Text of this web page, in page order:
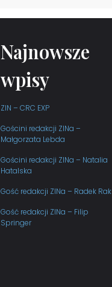
Najnowsze
wpisy
ZIN – CRC EXP
Gościni redakcji ZINa –
Małgorzata Lebda
Gościni redakcji ZINa – Natalia
Hatalska
Gość redakcji ZINa – Radek Rak
Gość redakcji ZINa – Filip
Springer